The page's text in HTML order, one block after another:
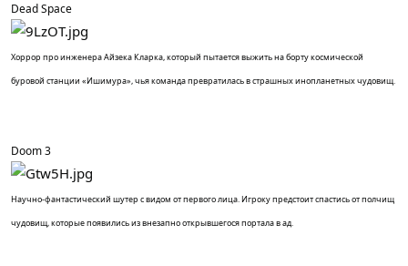
Dead Space
Хоррор про инженера Айзека Кларка, который пытается выжить на борту космической
буровой станции «Ишимура», чья команда превратилась в страшных инопланетных чудовищ.
Doom 3
Научно-фантастический шутер с видом от первого лица. Игроку предстоит спастись от полчищ
чудовищ, которые появились из внезапно открывшегося портала в ад.